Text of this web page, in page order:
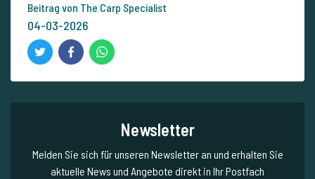
Beitrag von The Carp Specialist
04-03-2026
Newsletter
Melden Sie sich für unseren Newsletter an und erhalten Sie
aktuelle News und Angebote direkt in Ihr Postfach